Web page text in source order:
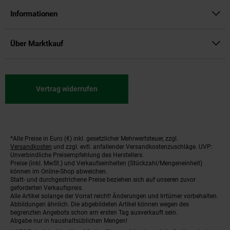
Informationen
Über Marktkauf
Vertrag widerrufen
Fußnoten
*Alle Preise in Euro (€) inkl. gesetzlicher Mehrwertsteuer, zzgl.
Versandkosten und zzgl. evtl. anfallender Versandkostenzuschläge. UVP:
Unverbindliche Preisempfehlung des Herstellers.
Preise (inkl. MwSt.) und Verkaufseinheiten (Stückzahl/Mengeneinheit)
können im Online-Shop abweichen.
Statt- und durchgestrichene Preise beziehen sich auf unseren zuvor
geforderten Verkaufspreis.
Alle Artikel solange der Vorrat reicht! Änderungen und Irrtümer vorbehalten.
Abbildungen ähnlich. Die abgebildeten Artikel können wegen des
begrenzten Angebots schon am ersten Tag ausverkauft sein.
Abgabe nur in haushaltsüblichen Mengen!